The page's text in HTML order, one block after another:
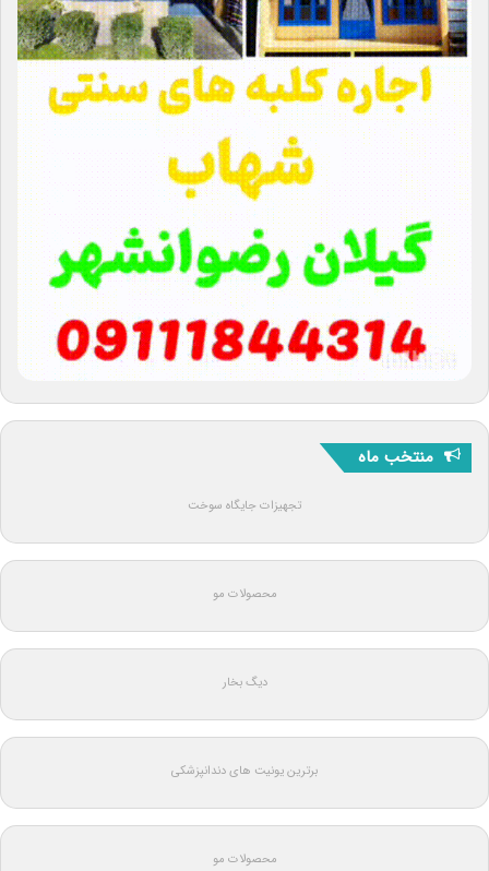
منتخب ماه
تجهیزات جایگاه سوخت
محصولات مو
دیگ بخار
برترین یونیت های دندانپزشکی
محصولات مو